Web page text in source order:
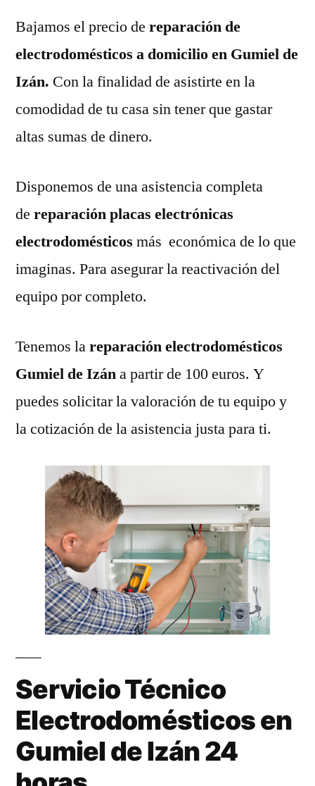
Bajamos el precio de reparación de
electrodomésticos a domicilio en Gumiel de
Izán. Con la finalidad de asistirte en la
comodidad de tu casa sin tener que gastar
altas sumas de dinero.
Disponemos de una asistencia completa
de reparación placas electrónicas
electrodomésticos más económica de lo que
imaginas. Para asegurar la reactivación del
equipo por completo.
Tenemos lareparación electrodomésticos
Gumiel de Izána partir de 100 euros. Y
puedes solicitar la valoración de tu equipo y
la cotización de la asistencia justa para ti.
Servicio Técnico
Electrodomésticos en
Gumiel de Izán 24